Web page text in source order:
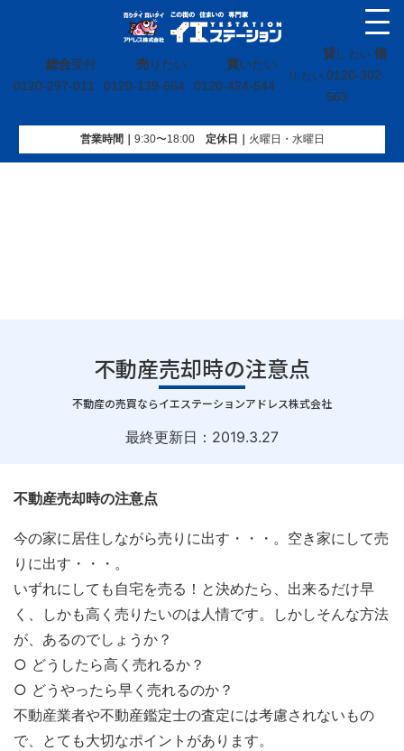
総合受付
0120-297-011
売りたい
0120-139-664
買いたい
0120-424-544
貸し たい 借
り たい 0120-302-
563
営業時間｜ 9:30〜18:00定休⽇｜ 火曜⽇・水曜⽇
イエステーション»投稿トップ»不動産売却時の注意点
不動産売却時の注意点
｜
不動産の売買ならイエステーションアドレス株式会社
最終更新日： 2019.3.27
不動産売却時の注意点
今の家に居住しながら売りに出す・・・。空き家にして売
りに出す・・・。
いずれにしても自宅を売る！と決めたら、出来るだけ早
く、しかも高く売りたいのは人情です。しかしそんな方法
が、あるのでしょうか？
○ どうしたら高く売れるか？
○ どうやったら早く売れるのか？
不動産業者や不動産鑑定士の査定には考慮されないもの
で、とても大切なポイントがあります。